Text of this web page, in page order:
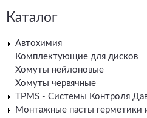
Каталог
Автохимия
Комплектующие для дисков
Хомуты нейлоновые
Хомуты червячные
TPMS - Системы Контроля
Монтажные пасты герметики